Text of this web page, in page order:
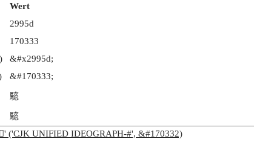
Wert
2995d
170333
&#x2995d;
&#170333;
𩥝
𩥝
('CJK UNIFIED IDEOGRAPH-#', &#170332)